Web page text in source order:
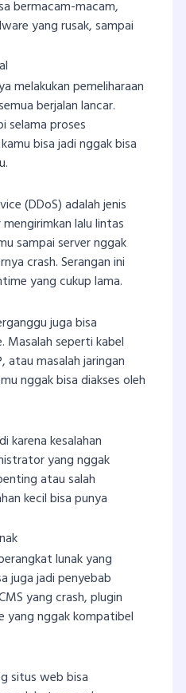
bermacam-macam,
yang rusak, sampai
melakukan pemeliharaan
berjalan lancar.
selama proses
bisa jadi nggak bisa
(DDoS) adalah jenis
lalu lintas
sampai server nggak
crash. Serangan ini
yang cukup lama.
juga bisa
seperti kabel
atau masalah jaringan
nggak bisa diakses oleh
karena kesalahan
yang nggak
atau salah
kecil bisa punya
lunak yang
juga jadi penyebab
yang crash, plugin
yang nggak kompatibel
situs web bisa